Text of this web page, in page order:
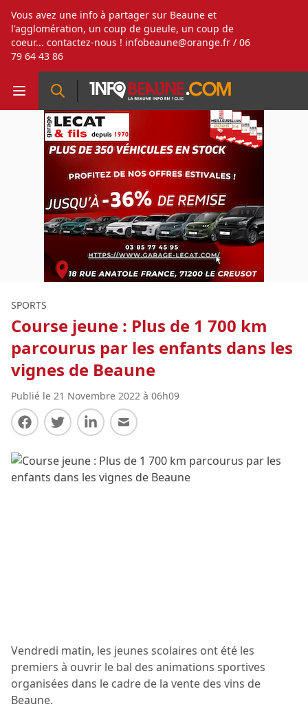
Vous avez une info à partager sur Beaune et
l'agglomération, un coup de gueule, un coup de
coeur... contactez-nous ! infobeaune@orange.fr / 06
79 64 43 86
SPORTS
Course jeune : Plus de 1 700 km
parcourus par les enfants dans les
vignes de Beaune
Publié le 21 Novembre 2022 à 06h09
Partager sur Facebook
Partager sur Twitter
Partager sur LinkedIn
Partager par E-mail
Vendredi matin, les jeunes scolaires ont été les
premiers à ouvrir le bal des animations sportives
organisées dans le cadre de la vente des vins de
Beaune.